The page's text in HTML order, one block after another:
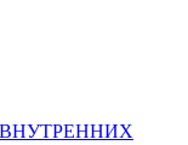
ВНУТРЕННИХ